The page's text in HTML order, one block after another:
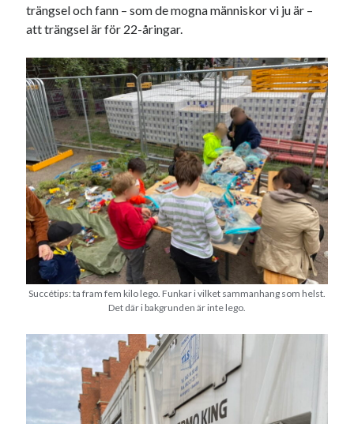
En amerikansk språkpolis
Fula biblioteksböcker
Egna länkar
Bokstävlar & AI – mitt levebröd. Gå en kurs!
Den stora bloggläsarvärvsveckan
Godisbrödet från himlen
Köttfärslimpan på allas läppar
Länkskolan
Lotten som Sommarpratare (i fantasin alltså: grupp på FB)
Vad ska du laga för mat idag? (Recept!)
Meta
Flöde för inlägg
Flöde för kommentarer
WordPress.org
trängsel och fann – som de mogna människor vi ju är –
att trängsel är för 22-åringar.
Succétips: ta fram fem kilo lego. Funkar i vilket sammanhang som helst.
Det där i bakgrunden är inte lego.